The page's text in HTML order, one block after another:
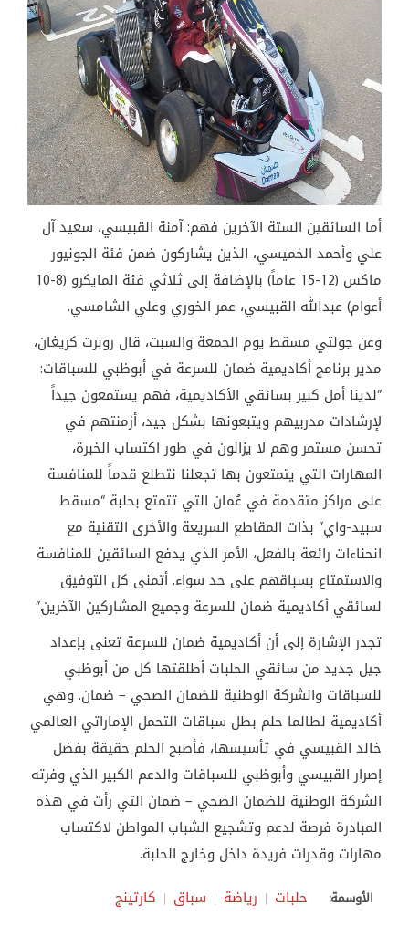
أما السائقين الستة الآخرين فهم: آمنة القبيسي، سعيد آل
علي وأحمد الخميسي، الذين يشاركون ضمن فئة الجونيور
ماكس (12-15 عاماً) بالإضافة إلى ثلاثي فئة المايكرو (8-10
أعوام) عبدالله القبيسي، عمر الخوري وعلي الشامسي.
وعن جولتي مسقط يوم الجمعة والسبت، قال روبرت كريغان،
مدير برنامج أكاديمية ضمان للسرعة في أبوظبي للسباقات:
“لدينا أمل كبير بسائقي الأكاديمية، فهم يستمعون جيداً
لإرشادات مدربيهم ويتبعونها بشكل جيد، أزمنتهم في
تحسن مستمر وهم لا يزالون في طور اكتساب الخبرة،
المهارات التي يتمتعون بها تجعلنا نتطلع قدماً للمنافسة
على مراكز متقدمة في عُمان التي تتمتع بحلبة “مسقط
سبيد-واي” بذات المقاطع السريعة والأخرى التقنية مع
انحناءات رائعة بالفعل، الأمر الذي يدفع السائقين للمنافسة
والاستمتاع بسباقهم على حد سواء. أتمنى كل التوفيق
لسائقي أكاديمية ضمان للسرعة وجميع المشاركين الآخرين.”
تجدر الإشارة إلى أن أكاديمية ضمان للسرعة تعنى بإعداد
جيل جديد من سائقي الحلبات أطلقتها كل من أبوظبي
للسباقات والشركة الوطنية للضمان الصحي – ضمان. وهي
أكاديمية لطالما حلم بطل سباقات التحمل الإماراتي العالمي
خالد القبيسي في تأسيسها، فأصبح الحلم حقيقة بفضل
إصرار القبيسي وأبوظبي للسباقات والدعم الكبير الذي وفرته
الشركة الوطنية للضمان الصحي – ضمان التي رأت في هذه
المبادرة فرصة لدعم وتشجيع الشباب المواطن لاكتساب
مهارات وقدرات فريدة داخل وخارج الحلبة.
الأوسمة: حلبات رياضة سباق كارتينج